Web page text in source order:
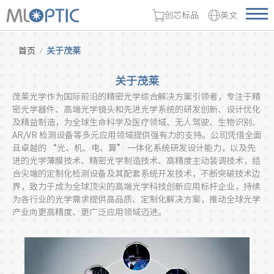
创芯标品 英文
首页 关于茂莱
关于茂莱
茂莱光学作为国际前沿的精密光学综合解决方案引领者，专注于精
密光学器件、高端光学镜头和先进光学系统的研发创新、设计优化
及精益制造，为全球生命科学及医疗领域、无人驾驶、生物识别、
AR/VR 检测设备等多元应用领域提供强有力的支持。公司凭借全面
且卓越的 “光、机、电、算” 一体化系统研发设计能力，以及先
进的光学薄膜技术、精密光学制造技术、高精度主动装调技术，结
合尖端的定制化检测设备及其配套系统开发技术，不断突破技术边
界，致力于成为全球顶尖的高端光学科技创新应用标杆企业，持续
为各行业的光学需求提供高品质、定制化解决方案，推动全球光学
产业向更高精度、更广泛应用领域迈进。